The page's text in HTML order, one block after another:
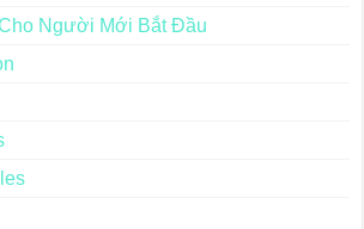
Người Mới Bắt Đầu